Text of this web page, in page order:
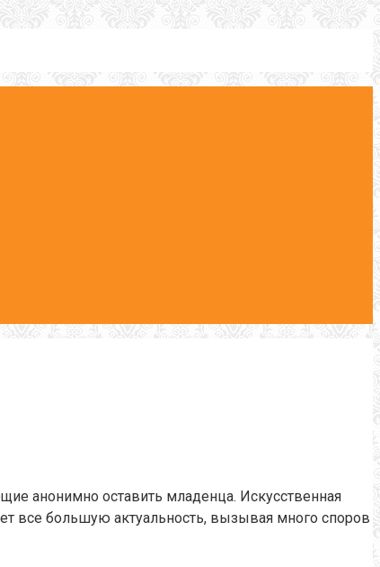
анонимно оставить младенца. Искусственная
все большую актуальность, вызывая много споров